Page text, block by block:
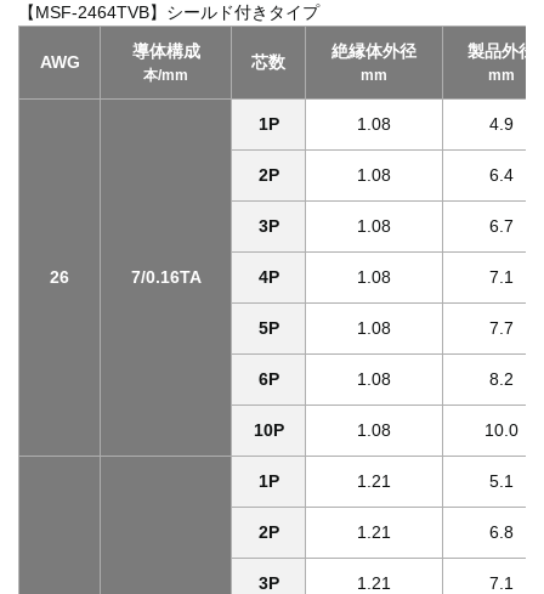
【MSF-2464TVB】シールド付きタイプ
AWG
導体構成
本/mm
芯数
絶縁体外径
mm
製品外径
mm
26 7/0.16TA
1P 1.08 4.9
2P 1.08 6.4
3P 1.08 6.7
4P 1.08 7.1
5P 1.08 7.7
6P 1.08 8.2
10P 1.08 10.0
1P 1.21 5.1
2P 1.21 6.8
3P 1.21 7.1